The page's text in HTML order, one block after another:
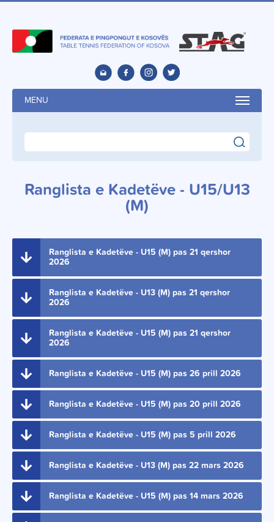
MENU
search
Ranglista e Kadetëve - U15/U13
(M)
Ranglista e Kadetëve - U15 (M) pas 21 qershor
2026
Ranglista e Kadetëve - U13 (M) pas 21 qershor
2026
Ranglista e Kadetëve - U15 (M) pas 21 qershor
2026
Ranglista e Kadetëve - U15 (M) pas 26 prill 2026
Ranglista e Kadetëve - U15 (M) pas 20 prill 2026
Ranglista e Kadetëve - U15 (M) pas 5 prill 2026
Ranglista e Kadetëve - U13 (M) pas 22 mars 2026
Ranglista e Kadetëve - U15 (M) pas 14 mars 2026